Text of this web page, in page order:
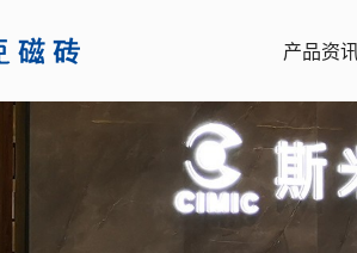
产品资